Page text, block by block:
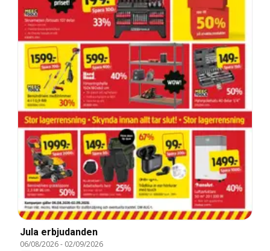
Jula erbjudanden
06/08/2026- 02/09/2026